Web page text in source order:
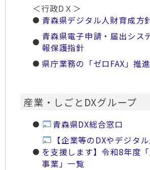
＜行政DＸ＞
青森県デジタル人財育成方
青森県電子申請・届出シス
報保護指針
県庁業務の「ゼロFAX」推進
産業・しごとDXグループ
青森県DX総合窓口
【企業等のDXやデジタ
を支援します】令和8年度
事業」一覧